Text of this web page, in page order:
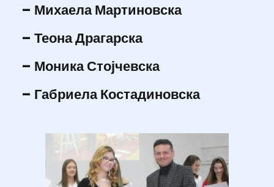
– Михаела Мартиновска
– Теона Драгарска
– Моника Стојчевска
– Габриела Костадиновска